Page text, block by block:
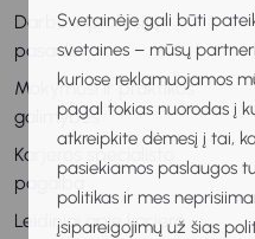
Svetainėje gali būti
svetaines – mūsų
kuriose reklamuojamos
pagal tokias nuorodas į
atkreipkite dėmesį į tai,
pasiekiamos paslaugos
politikas ir mes
įsipareigojimų už šias
Darbo ir profesijų
pasaulis
Mokymosi ir praktikos
galimybės
Karjeros specialisto
pagalba
Leidiniai apie karjerą